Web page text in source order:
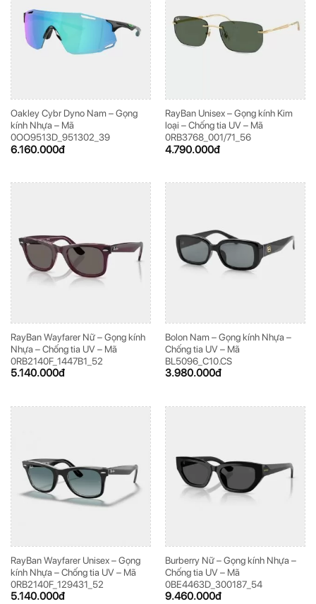
Oakley Cybr Dyno Nam – Gọng
kính Nhựa – Mã
0OO9513D_951302_39
6.160.000đ
RayBan Unisex – Gọng kính Kim
loại – Chống tia UV – Mã
0RB3768_001/71_56
4.790.000đ
RayBan Wayfarer Nữ – Gọng kính
Nhựa – Chống tia UV – Mã
0RB2140F_1447B1_52
5.140.000đ
Bolon Nam – Gọng kính Nhựa –
Chống tia UV – Mã
BL5096_C10.CS
3.980.000đ
RayBan Wayfarer Unisex – Gọng
kính Nhựa – Chống tia UV – Mã
0RB2140F_129431_52
5.140.000đ
Burberry Nữ – Gọng kính Nhựa –
Chống tia UV – Mã
0BE4463D_300187_54
9.460.000đ